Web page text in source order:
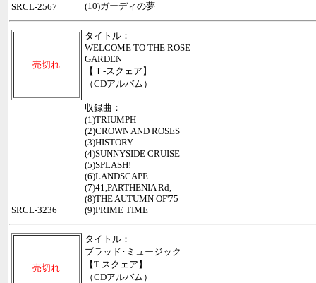
(10)ガーディの夢
SRCL-2567
売切れ
タイトル：
WELCOME TO THE ROSE
GARDEN
【Ｔ-スクェア】
（CDアルバム）
収録曲：
(1)TRIUMPH
(2)CROWN AND ROSES
(3)HISTORY
(4)SUNNYSIDE CRUISE
(5)SPLASH!
(6)LANDSCAPE
(7)41,PARTHENIA Rd,
(8)THE AUTUMN OF'75
(9)PRIME TIME
SRCL-3236
売切れ
タイトル：
ブラッド･ミュージック
【T-スクェア】
（CDアルバム）